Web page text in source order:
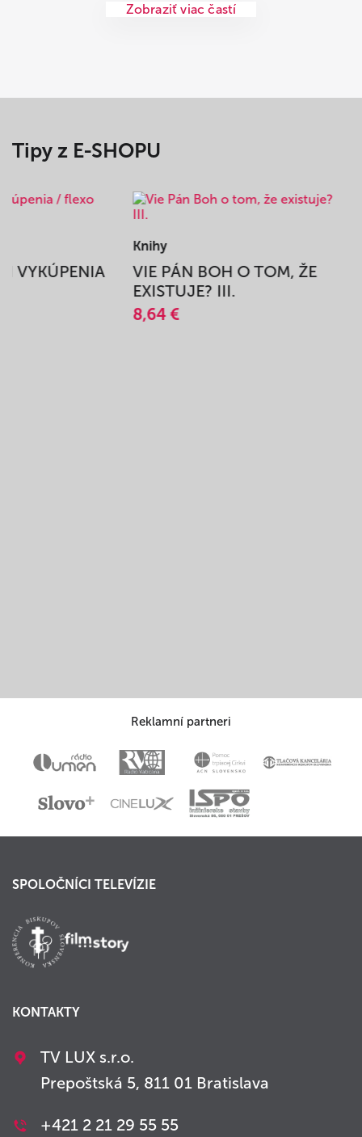
Zobraziť viac častí
Tipy z E-SHOPU
VYKÚPENIA
Knihy
VIE PÁN BOH O TOM, ŽE
EXISTUJE? III.
8,64 €
Reklamní partneri
SPOLOČNÍCI TELEVÍZIE
KONTAKTY
TV LUX s.r.o.
Prepoštská 5, 811 01 Bratislava
+421 2 21 29 55 55